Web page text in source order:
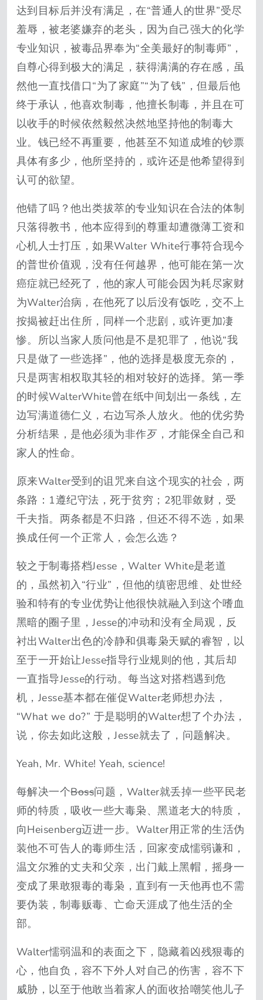
达到目标后并没有满足，在“普通人的世界”受尽
羞辱，被老婆嫌弃的老头，因为自己强大的化学
专业知识，被毒品界奉为“全美最好的制毒师”，
自尊心得到极大的满足，获得满满的存在感，虽
然他一直找借口“为了家庭”“为了钱”，但最后他
终于承认，他喜欢制毒，他擅长制毒，并且在可
以收手的时候依然毅然决然地坚持他的制毒大
业。钱已经不再重要，他甚至不知道成堆的钞票
具体有多少，他所坚持的，或许还是他希望得到
认可的欲望。
他错了吗？他出类拔萃的专业知识在合法的体制
只落得教书，他本应得到的尊重却遭微薄工资和
心机人士打压，如果Walter White行事符合现今
的普世价值观，没有任何越界，他可能在第一次
癌症就已经死了，他的家人可能会因为耗尽家财
为Walter治病，在他死了以后没有饭吃，交不上
按揭被赶出住所，同样一个悲剧，或许更加凄
惨。所以当家人质问他是不是犯罪了，他说“我
只是做了一些选择”，他的选择是极度无奈的，
只是两害相权取其轻的相对较好的选择。第一季
的时候WalterWhite曾在纸中间划出一条线，左
边写满道德仁义，右边写杀人放火。他的优劣势
分析结果，是他必须为非作歹，才能保全自己和
家人的性命。
原来Walter受到的诅咒来自这个现实的社会，两
条路：1遵纪守法，死于贫穷；2犯罪敛财，受
千夫指。两条都是不归路，但还不得不选，如果
换成任何一个正常人，会怎么选？
较之于制毒搭档Jesse，Walter White是老道
的，虽然初入“行业”，但他的缜密思维、处世经
验和特有的专业优势让他很快就融入到这个嗜血
黑暗的圈子里，Jesse的冲动和没有全局观，反
衬出Walter出色的冷静和俱毒枭天赋的睿智，以
至于一开始让Jesse指导行业规则的他，其后却
一直指导Jesse的行动。每当这对搭档遇到危
机，Jesse基本都在催促Walter老师想办法，
“What we do?” 于是聪明的Walter想了个办法，
说，你去如此这般，Jesse就去了，问题解决。
Yeah, Mr. White! Yeah, science!
每解决一个Boss问题，Walter就丢掉一些平民老
师的特质，吸收一些大毒枭、黑道老大的特质，
向Heisenberg迈进一步。Walter用正常的生活伪
装他不可告人的毒师生活，回家变成懦弱谦和，
温文尔雅的丈夫和父亲，出门戴上黑帽，摇身一
变成了果敢狠毒的毒枭，直到有一天他再也不需
要伪装，制毒贩毒、亡命天涯成了他生活的全
部。
Walter懦弱温和的表面之下，隐藏着凶残狠毒的
心，他自负，容不下外人对自己的伤害，容不下
威胁，以至于他敢当着家人的面收拾嘲笑他儿子